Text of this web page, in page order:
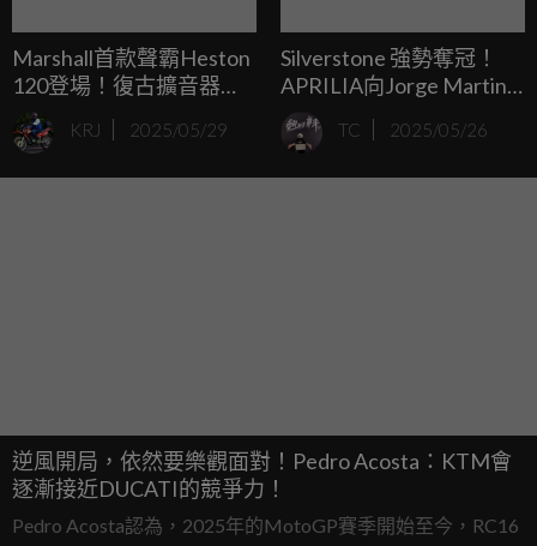
Marshall首款聲霸Heston
120登場！復古擴音器風
進軍客廳
KRJ 2025/05/29
Silverstone 強勢奪冠！
APRILIA向Jorge Martin
傳遞訊息：我們的賽車能
贏！
TC 2025/05/26
逆風開局，依然要樂觀面對！Pedro Acosta：KTM會
逐漸接近DUCATI的競爭力！
Pedro Acosta認為，2025年的MotoGP賽季開始至今，RC16